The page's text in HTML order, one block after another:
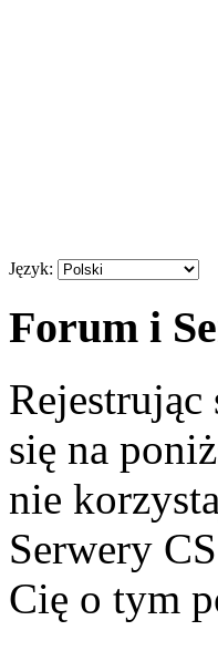
Język:
Forum i
Rejestrując
się na
nie
Serwery
Cię o tym